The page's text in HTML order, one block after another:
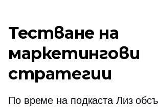
Тестване на
маркетингови
стратегии
По време на подкаста Лиз